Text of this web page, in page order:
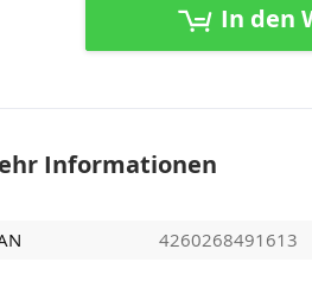
In den
Informationen
4260268491613